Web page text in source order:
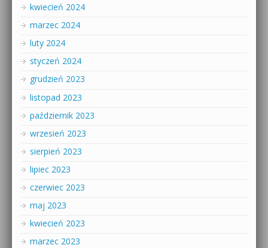
kwiecień 2024
marzec 2024
luty 2024
styczeń 2024
grudzień 2023
listopad 2023
październik 2023
wrzesień 2023
sierpień 2023
lipiec 2023
czerwiec 2023
maj 2023
kwiecień 2023
marzec 2023